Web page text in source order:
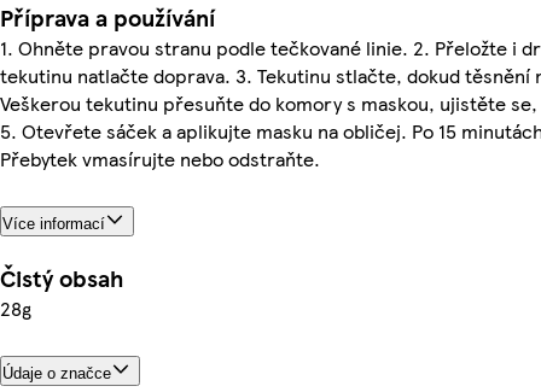
Příprava a používání
1. Ohněte pravou stranu podle tečkované linie. 2. Přeložte i
tekutinu natlačte doprava. 3. Tekutinu stlačte, dokud těsnění
Veškerou tekutinu přesuňte do komory s maskou, ujistěte se,
5. Otevřete sáček a aplikujte masku na obličej. Po 15
Přebytek vmasírujte nebo odstraňte.
Více informací
Čistý obsah
28g
Údaje o značce